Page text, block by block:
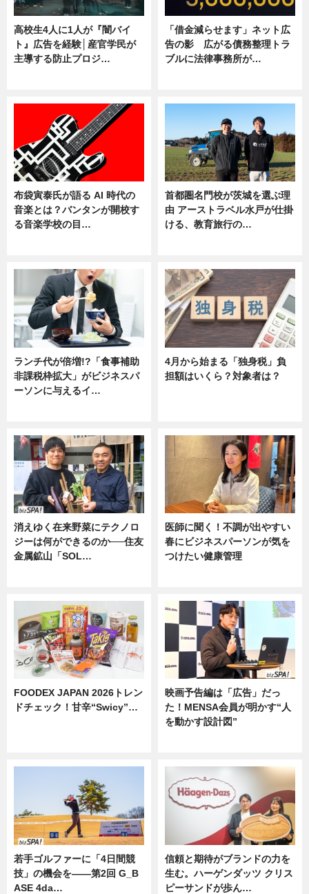
高校生4人に1人が『闇バイ
ト』広告を経験│産官学民が
主導する防止プロジ…
「借金減らせます」ネット広
告の影 広がる債務整理トラ
ブルに法律事務所が…
布袋寅泰氏が語る AI 時代の
音楽とは？バンタンが開校す
る音楽学校の目…
首都圏名門校が茨城を選ぶ理
由 アーストラベル水戸が仕掛
ける、教育旅行の…
ランチ代が倍増!?「食事補助
非課税枠拡大」がビジネスパ
ーソンに与えるイ…
4月から始まる「独身税」負
担額はいくら？対象者は？
消えゆく在来野菜にテクノロ
ジーは何ができるのか──住友
金属鉱山「SOL…
医師に聞く！不調が出やすい
春にビジネスパーソンが気を
つけたい健康管理
FOODEX JAPAN 2026トレン
ドチェック！甘辛“Swicy”…
映画予告編は「広告」だっ
た！MENSA会員が明かす“人
を動かす設計図”
若手ゴルファーに「4日間競
技」の機会を——第2回 G_B
ASE 4da…
信頼と期待がブランドの力を
生む。ハーゲンダッツ クリス
ピーサンドが歩ん…